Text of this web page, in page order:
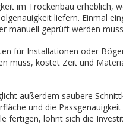
im Trockenbau erheblich,
liefern. Einmal
manuell geprüft werden
für Installationen oder
muss, kostet Zeit und
außerdem saubere
und die
fertigen, lohnt sich die